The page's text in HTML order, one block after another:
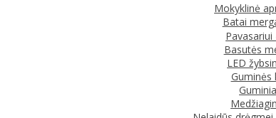
Mokyklinė
Batai
Pavasariui
Basutės
LED
Guminės